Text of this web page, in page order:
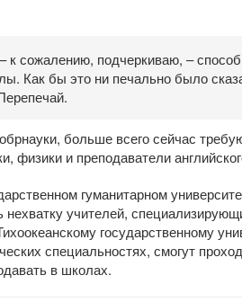
к сожалению, подчеркиваю, –
Как бы это ни печально было
больше всего сейчас
физики и преподаватели
гуманитарном
нехватку учителей,
государственному
специальностях, смогут
в школах.